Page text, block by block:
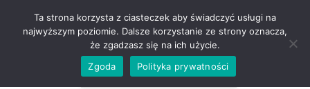
ZADZWOŃ TEL. 600 352 938
Ta strona korzysta z ciasteczek aby świadczyć usługi na
najwyższym poziomie. Dalsze korzystanie ze strony oznacza,
że zgadzasz się na ich użycie.
Zgoda
Polityka prywatności